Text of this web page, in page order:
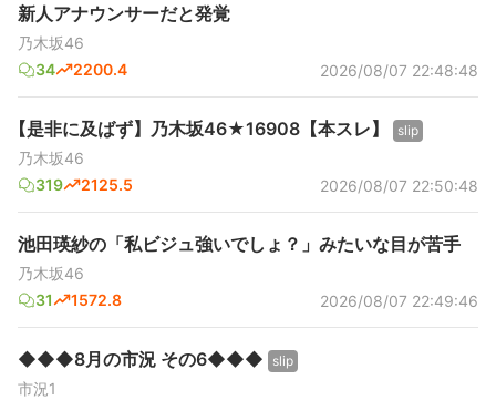
新人アナウンサーだと発覚
乃木坂46
34
2200.4 2026/08/07 22:48:48
【是非に及ばず】乃木坂46★16908【本スレ】 slip
乃木坂46
319
2125.5 2026/08/07 22:50:48
池田瑛紗の「私ビジュ強いでしょ？」みたいな目が苦手
乃木坂46
31
1572.8 2026/08/07 22:49:46
◆◆◆8月の市況 その6◆◆◆ slip
市況1